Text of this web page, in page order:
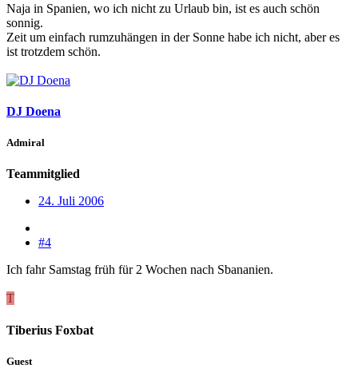
Naja in Spanien, wo ich nicht zu Urlaub bin, ist es auch schön
sonnig.
Zeit um einfach rumzuhängen in der Sonne habe ich nicht, aber es
ist trotzdem schön.
DJ Doena
Admiral
Teammitglied
24. Juli 2006
#4
Ich fahr Samstag früh für 2 Wochen nach Sbananien.
T
Tiberius Foxbat
Guest